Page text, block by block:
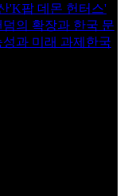
'K팝 데몬 헌터스'
의 확장과 한국 문
과 미래 과제 한국